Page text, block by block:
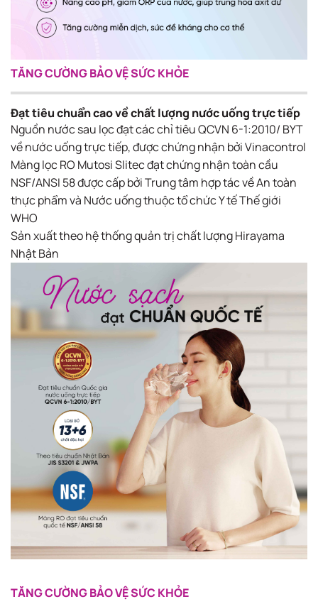
TĂNG CƯỜNG BẢO VỆ SỨC KHỎE
Đạt tiêu chuẩn cao về chất lượng nước uống trực tiếp
Nguồn nước sau lọc đạt các chỉ tiêu QCVN 6-1:2010/ BYT
về nước uống trực tiếp, được chứng nhận bởi Vinacontrol
Màng lọc RO Mutosi Slitec đạt chứng nhận toàn cầu
NSF/ANSI 58 được cấp bởi Trung tâm hợp tác về An toàn
thực phẩm và Nước uống thuộc tổ chức Y tế Thế giới
WHO
Sản xuất theo hệ thống quản trị chất lượng Hirayama
Nhật Bản
TĂNG CƯỜNG BẢO VỆ SỨC KHỎE